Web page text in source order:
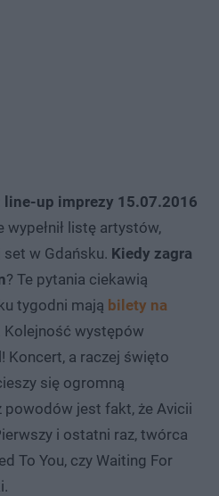
line-up imprezy 15.07.2016
wypełnił listę artystów,
w Gdańsku. Kiedy zagra
? Te pytania ciekawią
tygodni mają bilety na
Kolejność występów
Koncert, a raczej święto
się ogromną
powodów jest fakt, że Avicii
i ostatni raz, twórca
To You, czy Waiting For